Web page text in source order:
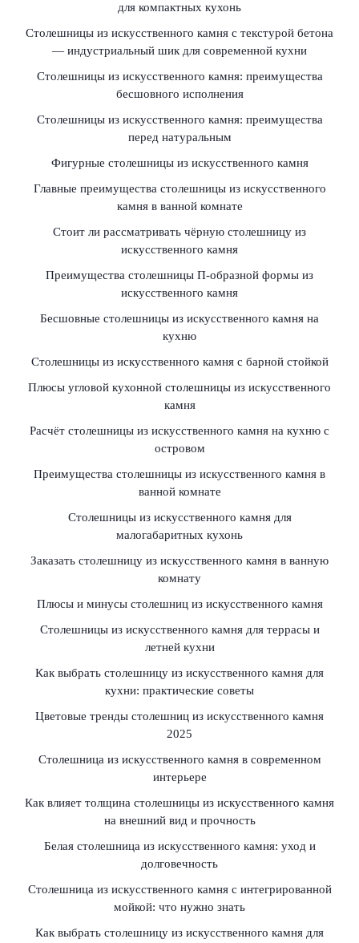
для компактных кухонь
Столешницы из искусственного камня с текстурой бетона
— индустриальный шик для современной кухни
Столешницы из искусственного камня: преимущества
бесшовного исполнения
Столешницы из искусственного камня: преимущества
перед натуральным
Фигурные столешницы из искусственного камня
Главные преимущества столешницы из искусственного
камня в ванной комнате
Стоит ли рассматривать чёрную столешницу из
искусственного камня
Преимущества столешницы П-образной формы из
искусственного камня
Бесшовные столешницы из искусственного камня на
кухню
Столешницы из искусственного камня с барной стойкой
Плюсы угловой кухонной столешницы из искусственного
камня
Расчёт столешницы из искусственного камня на кухню с
островом
Преимущества столешницы из искусственного камня в
ванной комнате
Столешницы из искусственного камня для
малогабаритных кухонь
Заказать столешницу из искусственного камня в ванную
комнату
Плюсы и минусы столешниц из искусственного камня
Столешницы из искусственного камня для террасы и
летней кухни
Как выбрать столешницу из искусственного камня для
кухни: практические советы
Цветовые тренды столешниц из искусственного камня
2025
Столешница из искусственного камня в современном
интерьере
Как влияет толщина столешницы из искусственного камня
на внешний вид и прочность
Белая столешница из искусственного камня: уход и
долговечность
Столешница из искусственного камня с интегрированной
мойкой: что нужно знать
Как выбрать столешницу из искусственного камня для